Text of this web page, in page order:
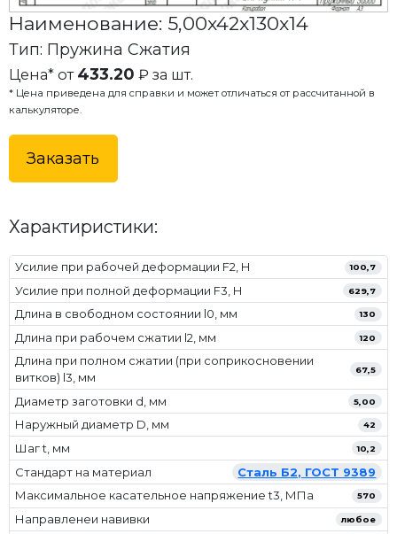
Наименование: 5,00x42x130x14
Тип: Пружина Сжатия
Цена* от 433.20 ₽ за шт.
* Цена приведена для справки и может отличаться от рассчитанной в
калькуляторе.
Заказать
Характиристики:
Усилие при рабочей деформации F2, Н 100,7
Усилие при полной деформации F3, Н 629,7
Длина в свободном состоянии l0, мм 130
Длина при рабочем сжатии l2, мм 120
Длина при полном сжатии (при соприкосновении
витков) l3, мм
67,5
Диаметр заготовки d, мм 5,00
Наружный диаметр D, мм 42
Шаг t, мм 10,2
Стандарт на материал
Сталь Б2, ГОСТ 9389
Максимальное касательное напряжение t3, МПа
570
Направленеи навивки любое